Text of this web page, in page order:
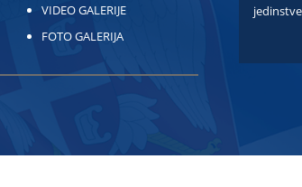
VIDEO GALERIJE
FOTO GALERIJA